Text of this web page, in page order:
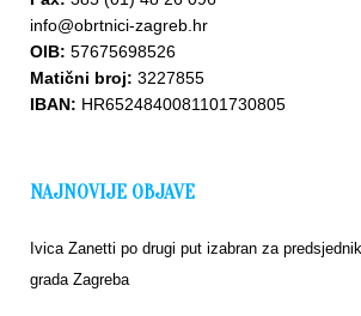
info@obrtnici-zagreb.hr
OIB: 57675698526
Matični broj: 3227855
IBAN: HR6524840081101730805
NAJNOVIJE OBJAVE
Ivica Zanetti po drugi put izabran za
grada Zagreba